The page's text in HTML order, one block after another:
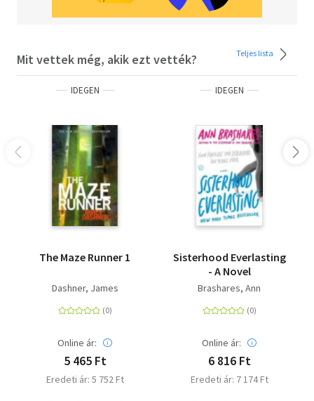
Mit vettek még, akik ezt vették? Teljes lista
IDEGEN
The Maze Runner 1
Dashner, James
Online ár:
5 465 Ft
Eredeti ár: 5 752 Ft
IDEGEN
Sisterhood Everlasting
- A Novel
Brashares, Ann
Online ár:
6 816 Ft
Eredeti ár: 7 174 Ft